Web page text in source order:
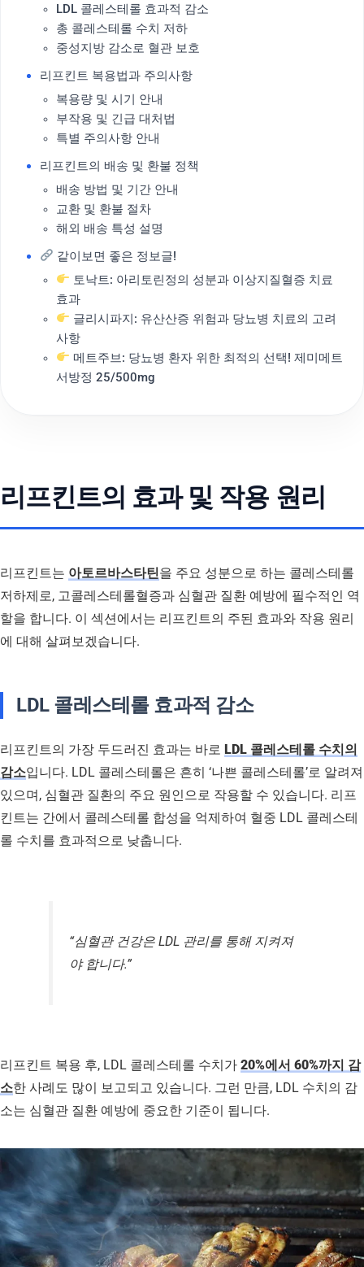
LDL 콜레스테롤 효과적 감소
총 콜레스테롤 수치 저하
중성지방 감소로 혈관 보호
리프킨트 복용법과 주의사항
복용량 및 시기 안내
부작용 및 긴급 대처법
특별 주의사항 안내
리프킨트의 배송 및 환불 정책
배송 방법 및 기간 안내
교환 및 환불 절차
해외 배송 특성 설명
같이보면 좋은 정보글!
토낙트: 아리토린정의 성분과 이상지질혈증 치료
효과
글리시파지: 유산산증 위험과 당뇨병 치료의 고려
사항
메트주브: 당뇨병 환자 위한 최적의 선택! 제미메트
서방정 25/500mg
리프킨트의 효과 및 작용 원리
리프킨트는 아토르바스타틴을 주요 성분으로 하는 콜레스테롤
저하제로, 고콜레스테롤혈증과 심혈관 질환 예방에 필수적인 역
할을 합니다. 이 섹션에서는 리프킨트의 주된 효과와 작용 원리
에 대해 살펴보겠습니다.
LDL 콜레스테롤 효과적 감소
리프킨트의 가장 두드러진 효과는 바로 LDL 콜레스테롤 수치의
감소입니다. LDL 콜레스테롤은 흔히 ‘나쁜 콜레스테롤’로 알려져
있으며, 심혈관 질환의 주요 원인으로 작용할 수 있습니다. 리프
킨트는 간에서 콜레스테롤 합성을 억제하여 혈중 LDL 콜레스테
롤 수치를 효과적으로 낮춥니다.
“심혈관 건강은 LDL 관리를 통해 지켜져
야 합니다.”
리프킨트 복용 후, LDL 콜레스테롤 수치가 20%에서 60%까지 감
소한 사례도 많이 보고되고 있습니다. 그런 만큼, LDL 수치의 감
소는 심혈관 질환 예방에 중요한 기준이 됩니다.